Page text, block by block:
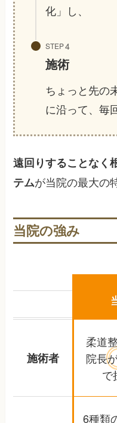
化」し、
STEP
施術
ちょっと先の
に沿って、毎
遠回りすることなく
テムが当院の最大の
当院の強み
施術者
柔道
院長
で
6種類